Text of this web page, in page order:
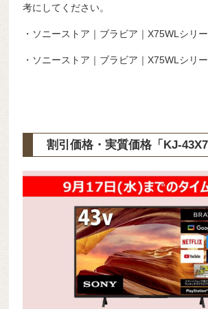
考にしてください。
・ソニーストア｜ブラビア｜X75WLシリ
・ソニーストア｜ブラビア｜X75WLシリー
割引価格・実質価格「KJ-